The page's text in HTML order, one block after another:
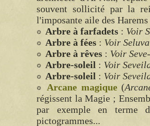
souvent sollicité par la
l'imposante aile des
Arbre à farfadets : Voir
Arbre à fées : Voir
Arbre à rêves : Voir
Arbre-soleil : Voir
Arbre-soleil : Voir
Arcane magique(
régissent la Magie ;
par exemple en terme
pictogrammes...